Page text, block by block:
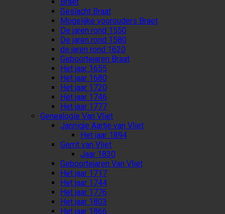
Geslacht Braat
Mogelijke voorouders Braet
De jaren rond 1550
De jaren rond 1580
de jaren rond 1620
Geboortejaren Braat
Het jaar 1655
Het jaar 1680
Het jaar 1720
Het jaar 1746
Het jaar 1777
Genealogie Van Vliet
Jannigje Aartje van Vliet
Het jaar 1894
Gerrit van Vliet
Jaar 1830
Geboortejaren Van Vliet
Het jaar 1717
Het jaar 1744
Het jaar 1776
Het jaar 1803
Het jaar 1866